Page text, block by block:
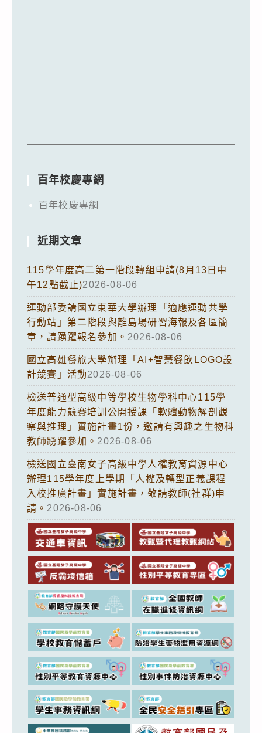
百年校慶專網
百年校慶專網
近期文章
115學年度高二第一階段轉組申請(8月13日中
午12點截止)2026-08-06
運動部委請國立東華大學辦理「適應運動共學
行動站」第二階段與離島場研習海報及各區簡
章，請踴躍報名參加。 2026-08-06
國立高雄餐旅大學辦理「AI+智慧餐飲LOGO設
計競賽」活動2026-08-06
檢送普通型高級中等學校生物學科中心115學
年度能力競賽培訓公開授課「軟體動物解剖觀
察與推理」實施計畫1份，邀請有興趣之生物科
教師踴躍參加。 2026-08-06
檢送國立臺南女子高級中學人權教育資源中心
辦理115學年度上學期「人權及轉型正義課程
入校推廣計畫」實施計畫，敬請教師(社群)申
請。 2026-08-06